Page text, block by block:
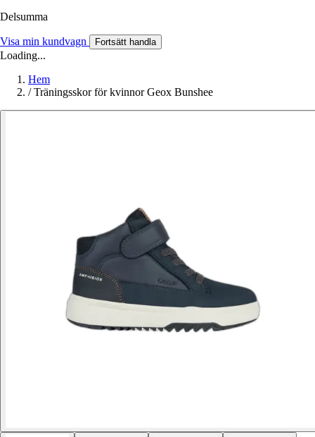
Delsumma
Visa min kundvagn Fortsätt handla
Loading...
Hem
/ Träningsskor för kvinnor Geox Bunshee